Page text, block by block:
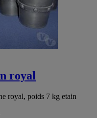
royal
royal, poids 7 kg etain